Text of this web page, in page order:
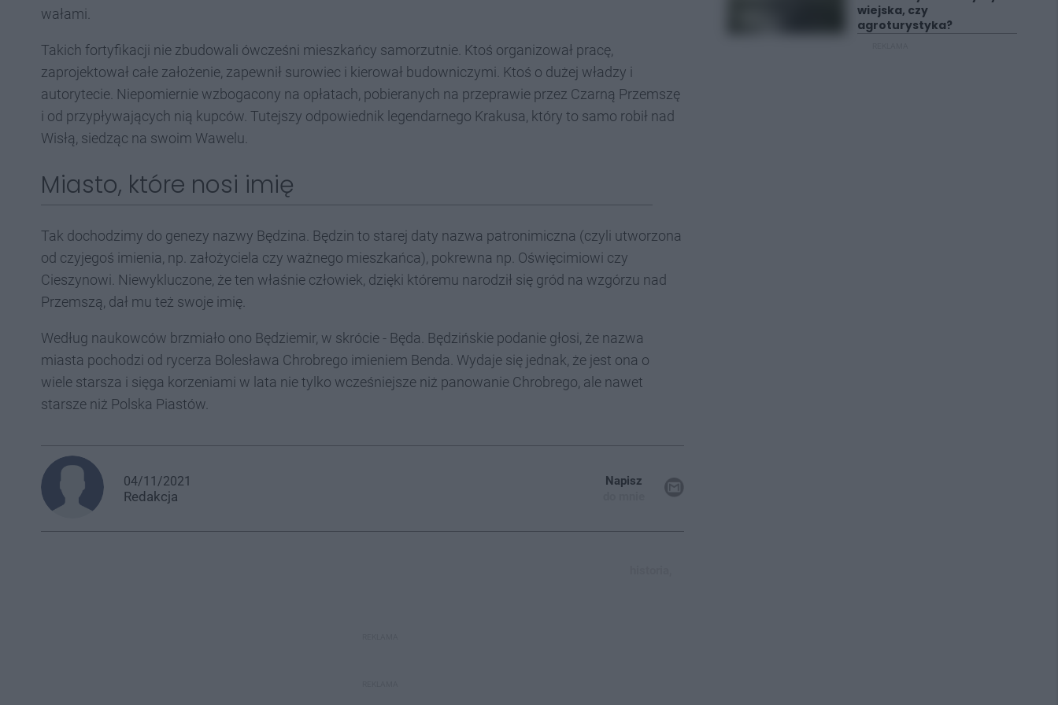
wałami.
Takich fortyfikacji nie zbudowali ówcześni mieszkańcy samorzutnie. Ktoś organizował pracę,
zaprojektował całe założenie, zapewnił surowiec i kierował budowniczymi. Ktoś o dużej władzy i
autorytecie. Niepomiernie wzbogacony na opłatach, pobieranych na przeprawie przez Czarną Przemszę
i od przypływających nią kupców. Tutejszy odpowiednik legendarnego Krakusa, który to samo robił nad
Wisłą, siedząc na swoim Wawelu.
Miasto, które nosi imię
Tak dochodzimy do genezy nazwy Będzina. Będzin to starej daty nazwa patronimiczna (czyli utworzona
od czyjegoś imienia, np. założyciela czy ważnego mieszkańca), pokrewna np. Oświęcimiowi czy
Cieszynowi. Niewykluczone, że ten właśnie człowiek, dzięki któremu narodził się gród na wzgórzu nad
Przemszą, dał mu też swoje imię.
Według naukowców brzmiało ono Będziemir, w skrócie - Będa. Będzińskie podanie głosi, że nazwa
miasta pochodzi od rycerza Bolesława Chrobrego imieniem Benda. Wydaje się jednak, że jest ona o
wiele starsza i sięga korzeniami w lata nie tylko wcześniejsze niż panowanie Chrobrego, ale nawet
starsze niż Polska Piastów.
04/11/2021
Redakcja
Napisz
wiejska, czy
agroturystyka?